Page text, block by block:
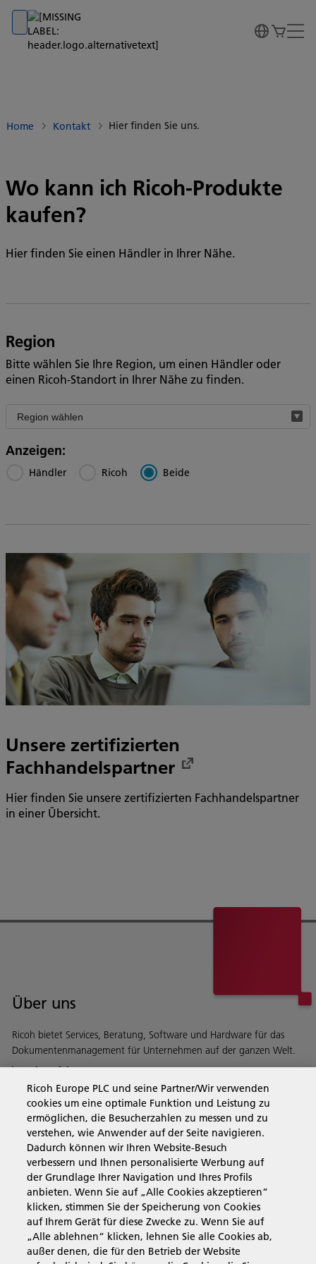
Go to banner
Go to content
Go to footer
Home Kontakt Hier finden Sie uns.
Wo kann ich Ricoh-Produkte
kaufen?
Hier finden Sie einen Händler in Ihrer Nähe.
Region
Bitte wählen Sie Ihre Region, um einen Händler oder
einen Ricoh-Standort in Ihrer Nähe zu finden.
Filter
region
Anzeigen:
Händler Ricoh Beide
Unsere zertifizierten
Fachhandelspartner
Hier finden Sie unsere zertifizierten Fachhandelspartner
in einer Übersicht.
Über uns
Ricoh bietet Services, Beratung, Software und Hardware für das
Dokumentenmanagement für Unternehmen auf der ganzen Welt.
Mehr erfahren
Business Solutions
Produkte & Services
Support & Kontakt
Ricoh Europe PLC und seine Partner/Wir verwenden
cookies um eine optimale Funktion und Leistung zu
ermöglichen, die Besucherzahlen zu messen und zu
verstehen, wie Anwender auf der Seite navigieren.
Dadurch können wir Ihren Website-Besuch
verbessern und Ihnen personalisierte Werbung auf
der Grundlage Ihrer Navigation und Ihres Profils
anbieten. Wenn Sie auf „Alle Cookies akzeptieren“
klicken, stimmen Sie der Speicherung von Cookies
auf Ihrem Gerät für diese Zwecke zu. Wenn Sie auf
„Alle ablehnen“ klicken, lehnen Sie alle Cookies ab,
außer denen, die für den Betrieb der Website